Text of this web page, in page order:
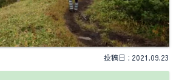
2021.09.23